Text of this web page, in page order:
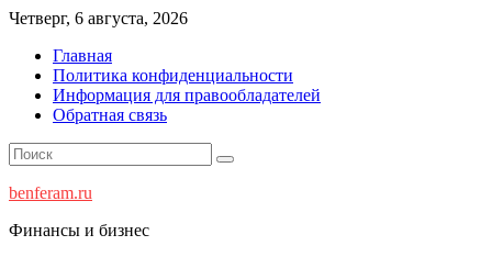
Перейти
содержимому
Четверг, 6 августа, 2026
Главная
Политика конфиденциальности
Информация для правообладателей
Обратная связь
benferam.ru
Финансы и бизнес